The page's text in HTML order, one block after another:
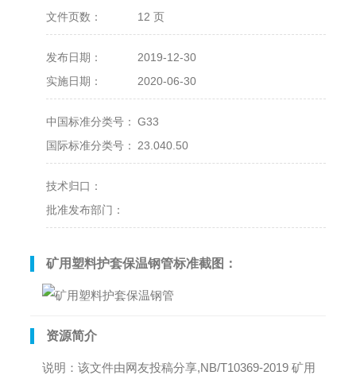
文件页数：
12 页
发布日期：
2019-12-30
实施日期：
2020-06-30
中国标准分类号： G33
国际标准分类号：
23.040.50
技术归口：
批准发布部门：
矿用塑料护套保温钢管标准截图：
资源简介
说明：该文件由网友投稿分享,NB/T10369-2019 矿用